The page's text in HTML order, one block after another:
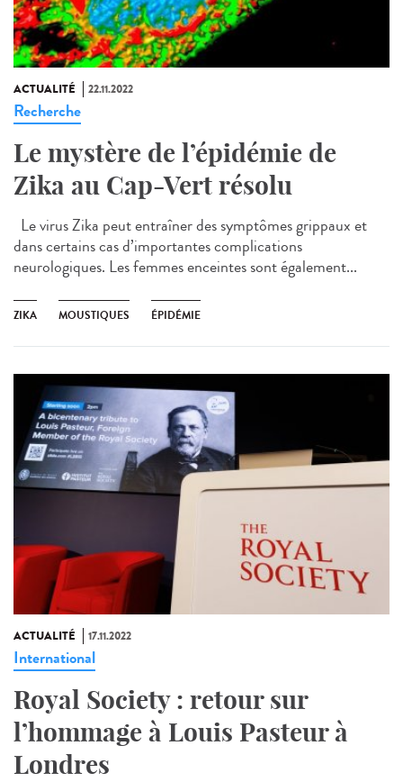
ACTUALITÉ 22.11.2022
Recherche
Le mystère de l’épidémie de
Zika au Cap-Vert résolu
Le virus Zika peut entraîner des symptômes grippaux et
dans certains cas d’importantes complications
neurologiques. Les femmes enceintes sont également...
ZIKA MOUSTIQUES ÉPIDÉMIE
ACTUALITÉ 17.11.2022
International
Royal Society : retour sur
l’hommage à Louis Pasteur à
Londres